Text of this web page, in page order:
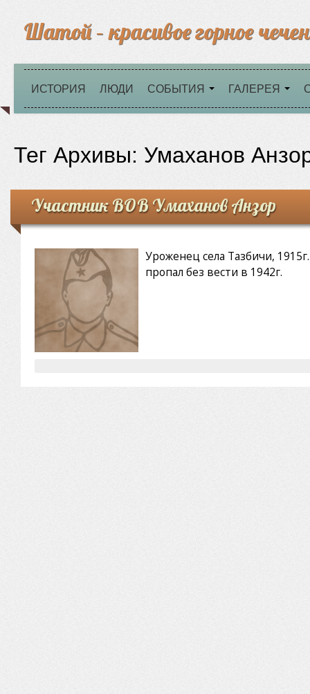
Шатой – красивое горное
ИСТОРИЯ ЛЮДИ СОБЫТИЯ ГАЛЕРЕЯ
Тег Архивы: Умаханов
Участник ВОВ Умаханов Анзор
Уроженец села Тазбичи,
пропал без вести в 1942г.